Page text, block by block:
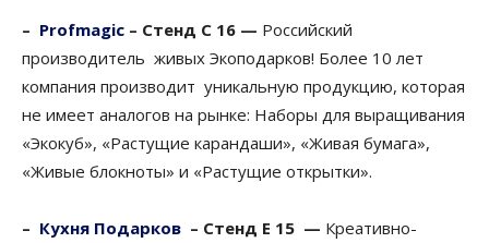
– Profmagic – Стенд С 16 — Российский
производитель живых Экоподарков! Более 10 лет
компания производит уникальную продукцию, которая
не имеет аналогов на рынке: Наборы для выращивания
«Экокуб», «Растущие карандаши», «Живая бумага»,
«Живые блокноты» и «Растущие открытки».
– Кухня Подарков – Стенд Е 15 — Креативно-